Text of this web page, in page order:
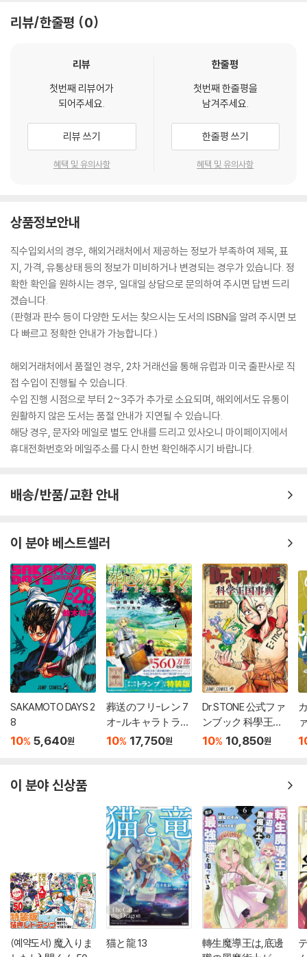
리뷰/한줄평 0
리뷰
첫번째 리뷰어가
되어주세요.
리뷰 쓰기
혜택 및 유의사항
한줄평
첫번째 한줄평을
남겨주세요.
한줄평 쓰기
혜택 및 유의사항
상품정보안내
직수입외서의 경우, 해외거래처에서 제공하는 정보가 부족하여 제목, 표
지, 가격, 유통상태 등의 정보가 미비하거나 변경되는 경우가 있습니다. 정
확한 확인을 원하시는 경우, 일대일 상담으로 문의하여 주시면 답변 드리
겠습니다.
(판형과 판수 등이 다양한 도서는 찾으시는 도서의 ISBN을 알려 주시면 보
다 빠르고 정확한 안내가 가능합니다.)
해외거래처에서 품절인 경우, 2차 거래선을 통해 유럽과 미국 출판사로 직
접 수입이 진행될 수 있습니다.
수입 진행 시점으로 부터 2~3주가 추가로 소요되며, 해외에서도 유통이
원활하지 않은 도서는 품절 안내가 지연될 수 있습니다.
해당 경우, 문자와 메일로 별도 안내를 드리고 있사오니 마이페이지에서
휴대전화번호와 메일주소를 다시 한번 확인해주시기 바랍니다.
배송/반품/교환 안내
이 분야 베스트셀러
SAKAMOTO DAYS 2
8
10% 5,640원
葬送のフリ-レン 7
オ-ルキャラトラン
プ付き特裝版
10% 17,750원
Dr.STONE 公式ファ
ンブック 科學王國
事典
10% 10,850원
이 분야 신상품
(예약도서) 魔入りま
猫と龍 13
轉生魔導王は,底邊